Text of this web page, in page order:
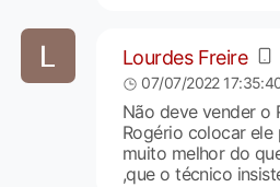
Lourdes Freire
07/07/2022
Não deve vender o
Rogério colocar ele
muito melhor do
,que o técnico